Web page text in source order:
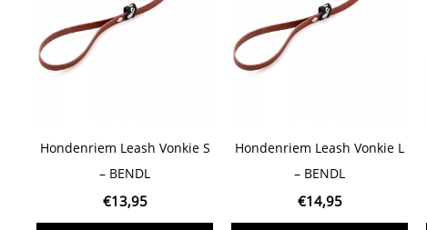
Hondenriem Leash Vonkie S
– BENDL
€13,95
Hondenriem Leash Vonkie L
– BENDL
€14,95